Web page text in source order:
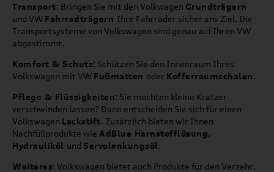
Transport: Bringen Sie mit den Volkwagen Grundträgern
und VW Fahrradträgern Ihre Fahrräder sicher ans Ziel. Die
Transportsysteme von Volkswagen sind genau auf Ihren VW
abgestimmt.
Komfort & Schutz: Schützen Sie den Innenraum Ihres
Volkswagen mit VW Fußmatten oder Kofferraumschalen.
Pflege & Flüssigkeiten: Sie möchten kleine Kratzer
verschwinden lassen? Dann entscheiden Sie sich für einen
Volkswagen Lackstift. Zusätzlich bieten wir Ihnen
Nachfüllprodukte wie AdBlue Harnstofflösung,
Hydrauliköl und Servolenkungsöl.
Weiteres: Volkswagen bietet auch Produkte für den Verzehr.